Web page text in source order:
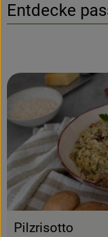
Entdecke
Pilzrisotto